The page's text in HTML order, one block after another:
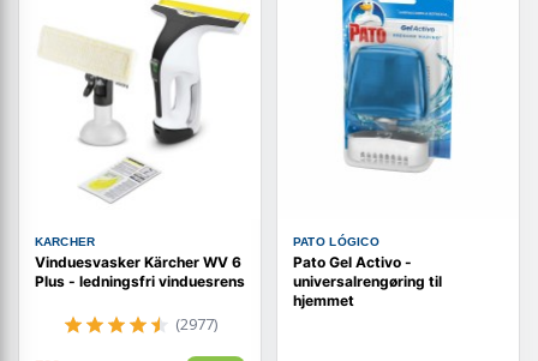
KARCHER
Vinduesvasker Kärcher WV 6
Plus - ledningsfri vinduesrens
(2977)
PATO LÓGICO
Pato Gel Activo -
universalrengøring til
hjemmet